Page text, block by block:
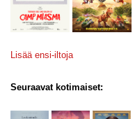
Lisää ensi-iltoja
Seuraavat kotimaiset: